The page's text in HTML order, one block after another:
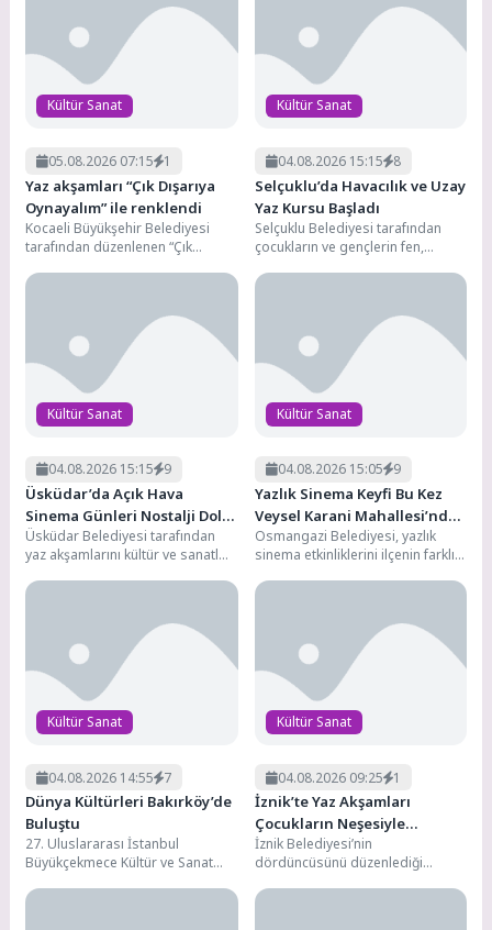
Kültür Sanat
05.08.2026 07:15 1
Yaz akşamları “Çık Dışarıya
Oynayalım” ile renklendi
Kocaeli Büyükşehir Belediyesi
tarafından düzenlenen “Çık
yıl da yaz akşamlarını oyun,...
Kültür Sanat
04.08.2026 15:15 8
Selçuklu’da Havacılık ve Uzay
Yaz Kursu Başladı
Selçuklu Belediyesi tarafından
çocukların ve gençlerin fen,
matematik disiplinlerini bütüncül
Kültür Sanat
04.08.2026 15:15 9
Üsküdar’da Açık Hava
Sinema Günleri Nostalji Dolu
Klasiklerle Devam Ediyor
Üsküdar Belediyesi tarafından
yaz akşamlarını kültür ve sanatla
“Üsküdar’da İzler İken” Açık...
Kültür Sanat
04.08.2026 15:05 9
Yazlık Sinema Keyfi Bu Kez
Veysel Karani Mahallesi’nde
Yaşandı
Osmangazi Belediyesi, yazlık
sinema etkinliklerini ilçenin farklı
ediyor. "Osmangazi'de Yaz Film
Kültür Sanat
04.08.2026 14:55 7
Dünya Kültürleri Bakırköy’de
Buluştu
27. Uluslararası İstanbul
Büyükçekmece Kültür ve Sanat
taşındı. Bakırköy Belediyesi ev
Kültür Sanat
04.08.2026 09:25 1
İznik’te Yaz Akşamları
Çocukların Neşesiyle
Renkleniyor
İznik Belediyesi’nin
dördüncüsünü düzenlediği
etkinlikleri, animasyon film